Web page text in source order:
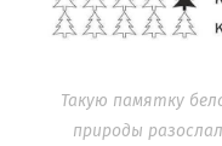
Такую памятку
природы